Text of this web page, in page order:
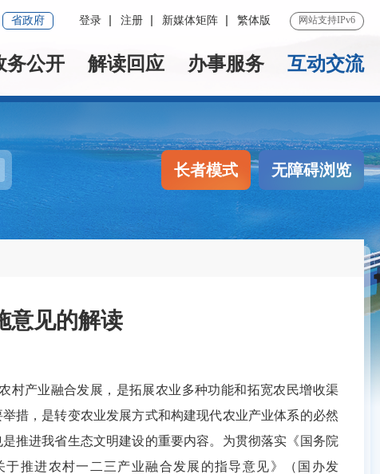
省政府 登录 注册 新媒体矩阵 繁体版 网站支持IPv6
务公开 解读回应 办事服务 互动交流
长者模式 无障碍浏览
意见的解读
产业融合发展，是拓展农业多种功能和拓宽农民增收渠
措，是转变农业发展方式和构建现代农业产业体系的必然
推进我省生态文明建设的重要内容。为贯彻落实《国务院
于推进农村一二三产业融合发展的指导意见》（国办发